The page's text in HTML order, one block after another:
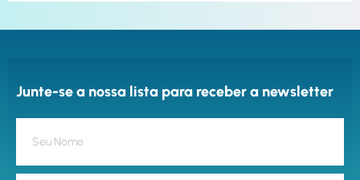
Junte-se a nossa lista para receber a newsletter